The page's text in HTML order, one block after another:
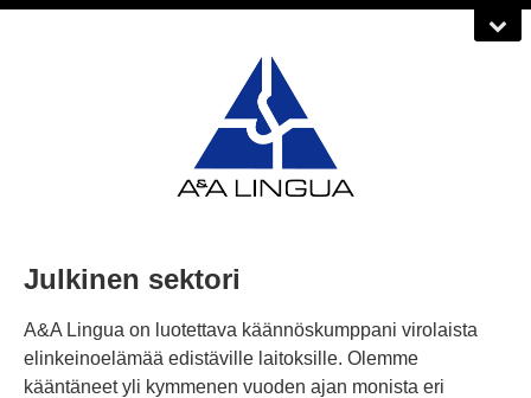
Julkinen sektori
A&A Lingua on luotettava käännöskumppani virolaista
elinkeinoelämää edistäville laitoksille. Olemme
kääntäneet yli kymmenen vuoden ajan monista eri